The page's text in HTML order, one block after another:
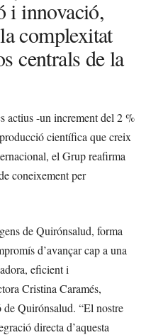
i innovació,
complexitat
centrals de la
actius -un increment del 2 %
científica que creix
el Grup reafirma
coneixement per
de Quirónsalud, forma
d’avançar cap a una
eficient i
Cristina Caramés,
de Quirónsalud. “El nostre
directa d’aquesta